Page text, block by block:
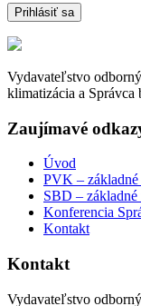
Vydavateľstvo
klimatizácia a
Zaujímavé
Úvod
PVK –
SBD –
Konferencia
Kontakt
Kontakt
Vydavateľstvo